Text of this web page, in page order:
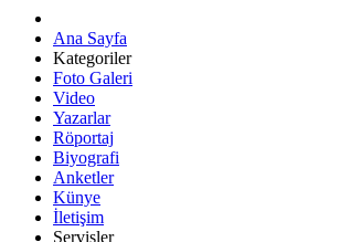
Ana Sayfa
Kategoriler
Foto Galeri
Video
Yazarlar
Röportaj
Biyografi
Anketler
Künye
İletişim
Servisler